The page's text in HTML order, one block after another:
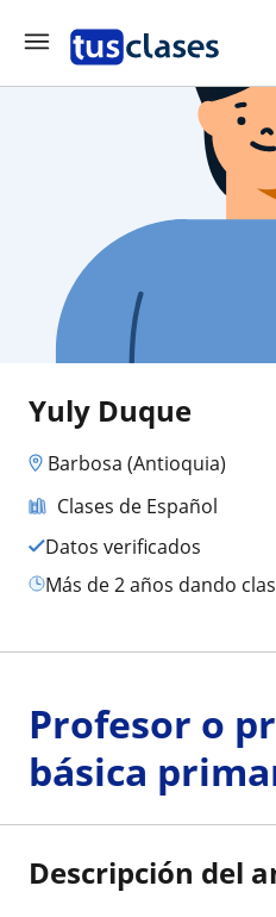
Yuly Duque
Barbosa (Antioquia)
Clases de Español
Datos verificados
más de 2 años dando
Profesor o
básica
Descripción del